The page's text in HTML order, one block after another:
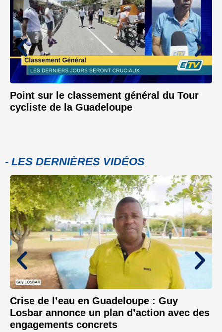
Point sur le classement général du Tour
cycliste de la Guadeloupe
- LES DERNIÈRES VIDÉOS
Crise de l’eau en Guadeloupe : Guy
Losbar annonce un plan d’action avec des
engagements concrets